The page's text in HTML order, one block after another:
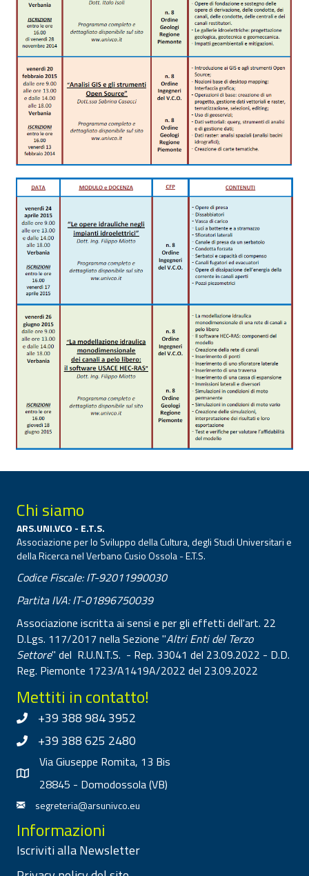
Chi siamo
ARS.UNI.VCO - E.T.S.
Associazione per lo Sviluppo della Cultura, degli Studi Universitari e
della Ricerca nel Verbano Cusio Ossola - E.T.S.
Codice Fiscale: IT-92011990030
Partita IVA: IT-01896750039
Associazione iscritta ai sensi e per gli effetti dell'art. 22
D.Lgs. 117/2017 nella Sezione "Altri Enti del Terzo
Settore" del R.U.N.T.S. - Rep. 33041 del 23.09.2022 - D.D.
Reg. Piemonte 1723/A1419A/2022 del 23.09.2022
Mettiti in contatto!
+39 388 984 3952
+39 388 625 2480
Via Giuseppe Romita, 13 Bis
28845 - Domodossola (VB)
segreteria@arsunivco.eu
Informazioni
Iscriviti alla Newsletter